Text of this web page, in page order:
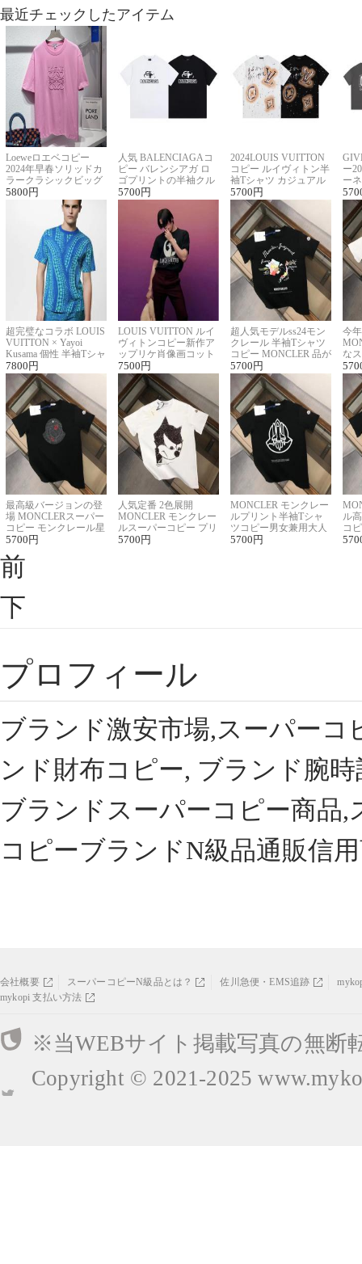
最近チェックしたアイテム
Loeweロエベコピー
2024年早春ソリッドカ
ラークラシックビッグ
ロゴ刺繍Tシャツ
5800 円
人気 BALENCIAGAコ
ピー バレンシアガ ロ
ゴプリントの半袖クル
ーネックTシャツ
5700 円
2024LOUIS VUITTON
コピー ルイヴィトン半
袖Tシャツ カジュアル
に馴染む 2色展開
5700 円
ー
ー
ー
超完璧なコラボ LOUIS
VUITTON × Yayoi
Kusama 個性 半袖Tシャ
ツコピー男女兼用
7800 円
LOUIS VUITTON ルイ
ヴィトンコピー新作ア
ップリケ肖像画コット
ンニット半袖Tシャツ
7500 円
超人気モデルss24モン
クレール 半袖Tシャツ
コピー MONCLER 品が
良く見た目
5700 円
今
な
ル
最高級バージョンの登
場 MONCLERスーパー
コピー モンクレール星
座半袖Tシャツ
5700 円
人気定番 2色展開
MONCLER モンクレー
ルスーパーコピー プリ
ント半袖Tシャツ
5700 円
MONCLER モンクレー
ルプリント半袖Tシャ
ツコピー男女兼用大人
可愛い春夏コーデ
5700 円
ル
コ
ィ
前
下
プロフィール
ブランド激安市場,スーパー
ンド財布コピー, ブランド腕
ブランドスーパーコピー商品
コピーブランドN級品通販信
会社概要 スーパーコピーN級品とは？ 佐川急便・EMS追跡
mykopi 支払い方法
※当WEBサイト掲載写真の無断
Copyright © 2021-2025